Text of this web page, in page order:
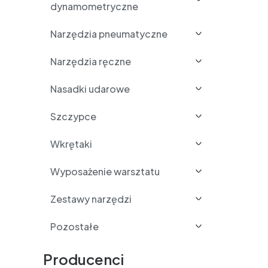
dynamometryczne
Narzędzia pneumatyczne
Narzędzia ręczne
Nasadki udarowe
Szczypce
Wkrętaki
Wyposażenie warsztatu
Zestawy narzędzi
Pozostałe
Producenci